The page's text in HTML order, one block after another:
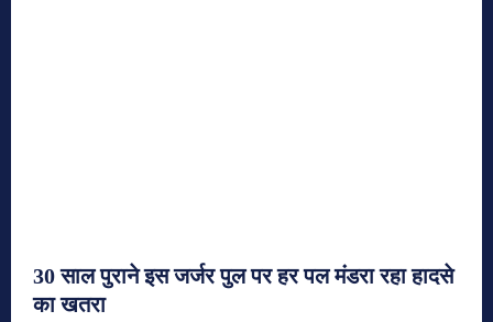
30 साल पुराने इस जर्जर पुल पर हर पल मंडरा रहा हादसे
का खतरा